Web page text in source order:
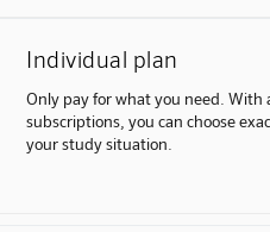
Individual plan
Only pay for what you need. With
subscriptions, you can choose
your study situation.